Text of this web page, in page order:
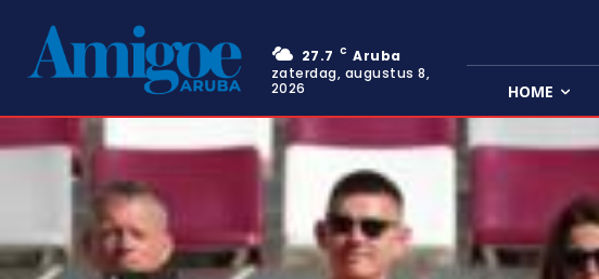
27.7 C Aruba
zaterdag, augustus 8,
2026
HOME